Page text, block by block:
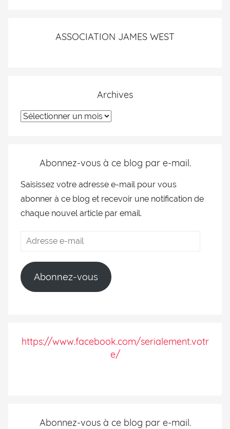
ASSOCIATION JAMES WEST
Archives
Abonnez-vous à ce blog par e-mail.
Saisissez votre adresse e-mail pour vous
abonner à ce blog et recevoir une notification de
chaque nouvel article par email.
Abonnez-vous
https://www.facebook.com/serialement.votr
e/
Abonnez-vous à ce blog par e-mail.